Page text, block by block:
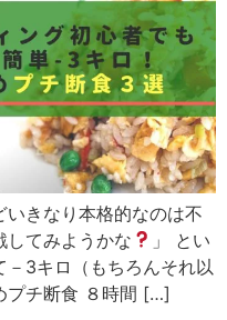
いきなり本格的なのは不
してみようかな
」 とい
－3キロ（もちろんそれ以
プチ断食 ８時間 […]